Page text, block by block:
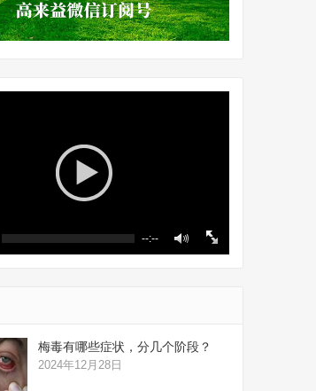
--:--
梅毒有哪些症状，分几个阶段？
2024年12月28日